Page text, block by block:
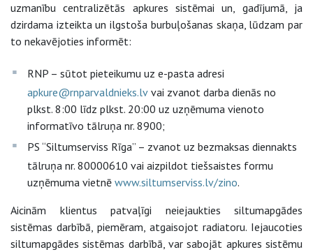
uzmanību centralizētās apkures sistēmai un, gadījumā, ja
dzirdama izteikta un ilgstoša burbuļošanas skaņa, lūdzam par
to nekavējoties informēt:
RNP – sūtot pieteikumu uz e-pasta adresi
apkure@rnparvaldnieks.lv vai zvanot darba dienās no
plkst. 8:00 līdz plkst. 20:00 uz uzņēmuma vienoto
informatīvo tālruņa nr. 8900;
PS “Siltumserviss Rīga” – zvanot uz bezmaksas diennakts
tālruņa nr. 80000610 vai aizpildot tiešsaistes formu
uzņēmuma vietnē www.siltumserviss.lv/zino.
Aicinām klientus patvaļīgi neiejaukties siltumapgādes
sistēmas darbībā, piemēram, atgaisojot radiatoru. Iejaucoties
siltumapgādes sistēmas darbībā, var sabojāt apkures sistēmu